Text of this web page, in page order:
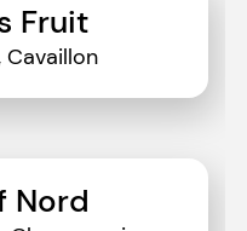
Fruit
Cavaillon
Nord